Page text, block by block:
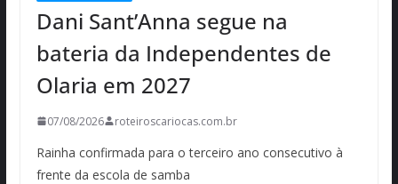
Dani Sant’Anna segue na
bateria da Independentes de
Olaria em 2027
07/08/2026 roteiroscariocas.com.br
Rainha confirmada para o terceiro ano consecutivo à
frente da escola de samba